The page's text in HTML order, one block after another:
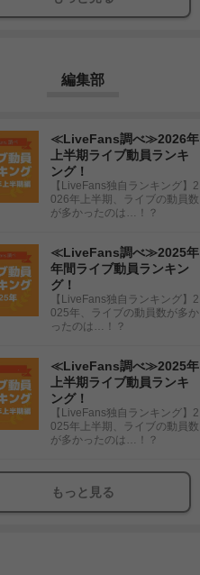
編集部
≪LiveFans調べ≫2026年
上半期ライブ動員ランキ
ング！
【LiveFans独自ランキング】2
026年上半期、ライブの動員数
が多かったのは…！？
≪LiveFans調べ≫2025年
年間ライブ動員ランキン
グ！
【LiveFans独自ランキング】2
025年、ライブの動員数が多か
ったのは…！？
≪LiveFans調べ≫2025年
上半期ライブ動員ランキ
ング！
【LiveFans独自ランキング】2
025年上半期、ライブの動員数
が多かったのは…！？
もっと見る